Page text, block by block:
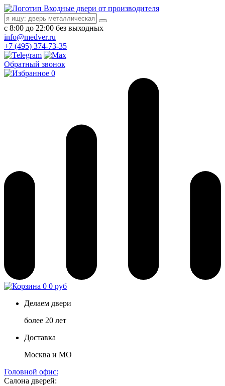
Входные двери от производителя
с 8:00 до 22:00 без выходных
info@medver.ru
+7 (495) 374-73-35
Обратный звонок
0
0 0 руб
Делаем двери
более 20 лет
Доставка
Москва и МО
Головной офис:
Салона дверей: